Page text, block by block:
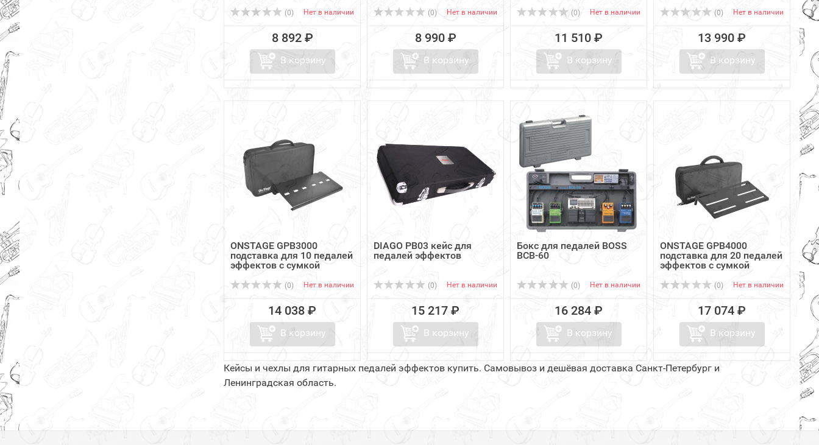
(0) Нет в наличии
8 892 ₽
В корзину
(0) Нет в наличии
8 990 ₽
В корзину
(0) Нет в наличии
11 510 ₽
В корзину
(0) Нет в наличии
13 990 ₽
В корзину
ONSTAGE GPB3000
подставка для 10 педалей
эффектов с сумкой
(0) Нет в наличии
14 038 ₽
В корзину
DIAGO PB03 кейс для
педалей эффектов
(0) Нет в наличии
15 217 ₽
В корзину
Бокс для педалей BOSS
BCB-60
(0) Нет в наличии
16 284 ₽
В корзину
ONSTAGE GPB4000
подставка для 20 педалей
эффектов с сумкой
(0) Нет в наличии
17 074 ₽
В корзину
Кейсы и чехлы для гитарных педалей эффектов купить. Самовывоз и дешёвая доставка Санкт-Петербург и
Ленинградская область.